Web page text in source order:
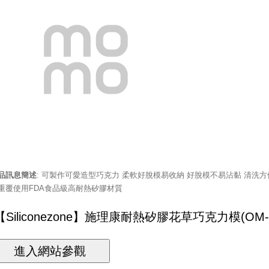
訊息簡述: 可製作可愛造型巧克力 柔軟好脫模易收納 好脫模不易沾黏 清洗方
覆使用FDA食品級高耐熱矽膠材質